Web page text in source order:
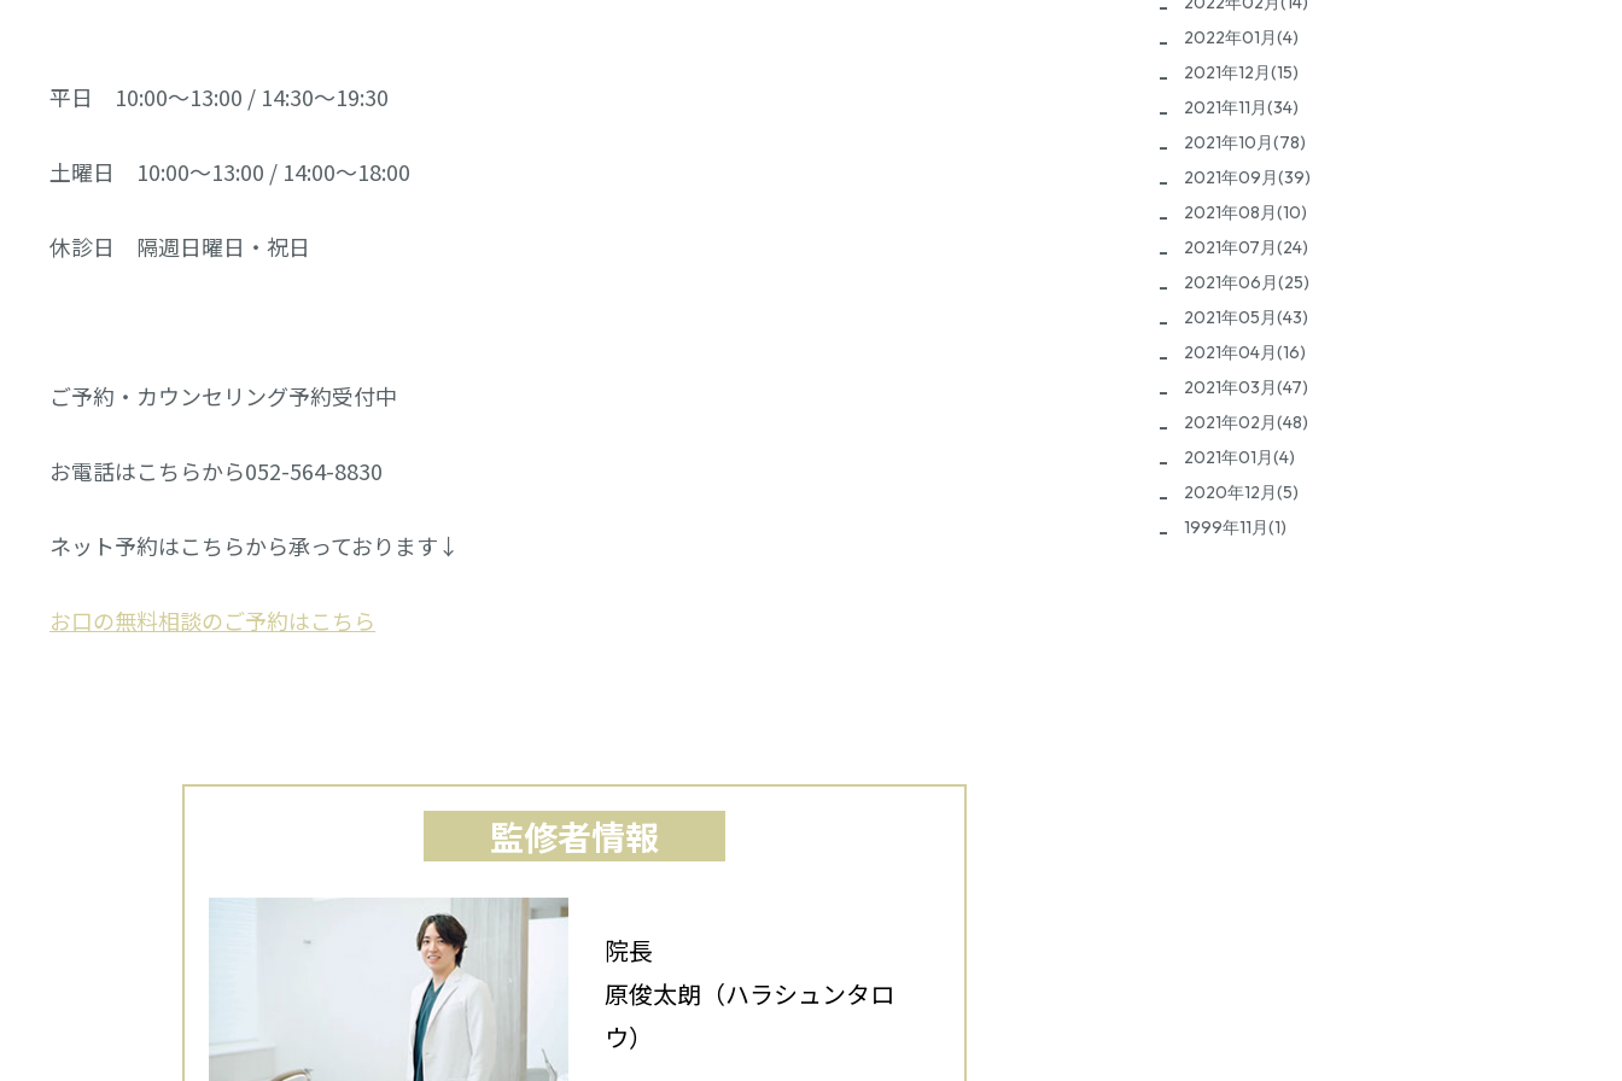
平日 10:00～13:00 / 14:30～19:30
土曜日 10:00～13:00 / 14:00～18:00
休診日 隔週日曜日・祝日
ご予約・カウンセリング予約受付中
お電話はこちらから052-564-8830
ネット予約はこちらから承っております↓
お口の無料相談のご予約はこちら
監修者情報
院長
原俊太朗（ハラシュンタロ
ウ）
2022年01月(4)
2021年12月(15)
2021年11月(34)
2021年10月(78)
2021年09月(39)
2021年08月(10)
2021年07月(24)
2021年06月(25)
2021年05月(43)
2021年04月(16)
2021年03月(47)
2021年02月(48)
2021年01月(4)
2020年12月(5)
1999年11月(1)